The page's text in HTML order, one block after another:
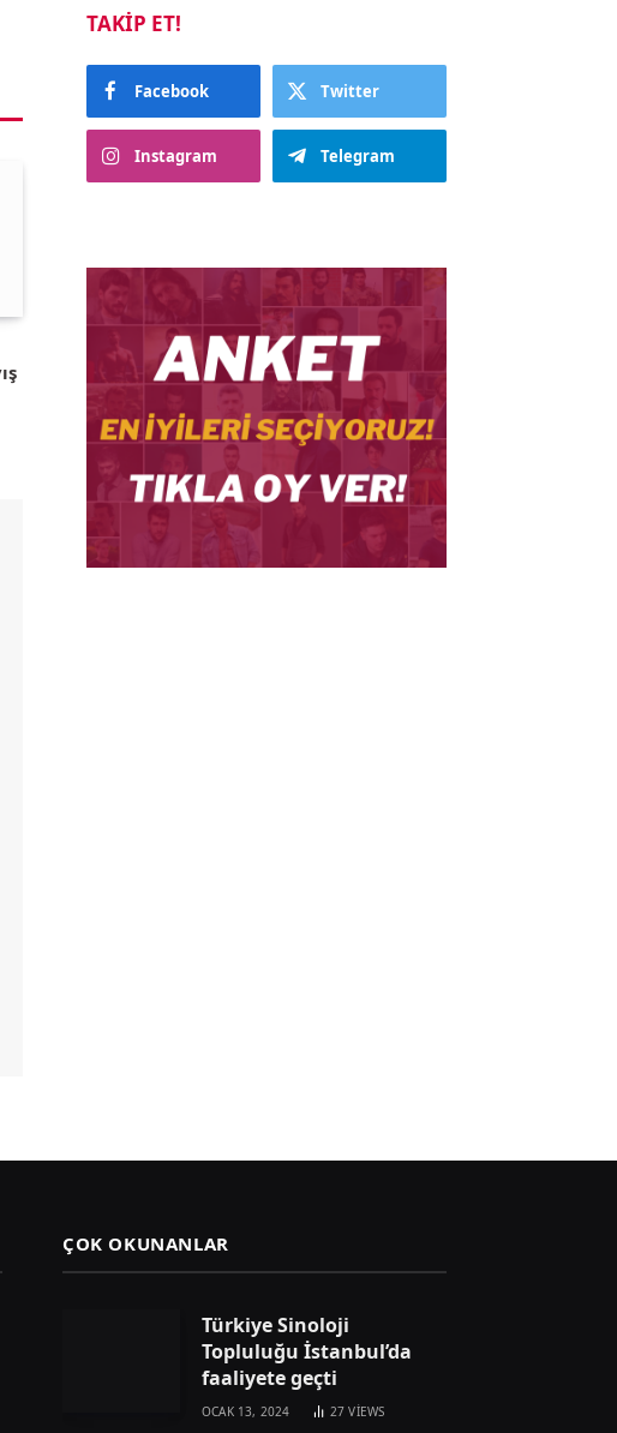
TAKIP ET!
Facebook Twitter
Instagram Telegram
ÇOK OKUNANLAR
Türkiye Sinoloji
Topluluğu İstanbul’da
faaliyete geçti
OCAK 13, 2024 27VIEWS